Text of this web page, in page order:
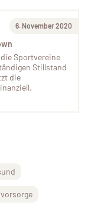
6. November 2020
Sportvereine
Stillstand
die